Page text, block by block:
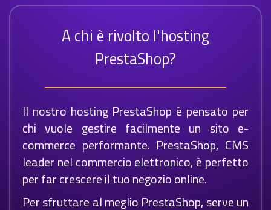
A chi è rivolto l'hosting
PrestaShop?
Il nostro hosting PrestaShop è pensato per
chi vuole gestire facilmente un sito e-
commerce performante. PrestaShop, CMS
leader nel commercio elettronico, è perfetto
per far crescere il tuo negozio online.
Per sfruttare al meglio PrestaShop, serve un